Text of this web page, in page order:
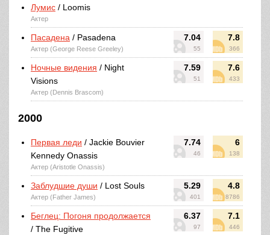
Лумис / Loomis
Актер
7.04
55
7.8
366
Пасадена / Pasadena
Актер (George Reese Greeley)
7.59
51
7.6
433
Ночные видения / Night
Visions
Актер (Dennis Brascom)
2000
7.74
46
6
138
Первая леди / Jackie Bouvier
Kennedy Onassis
Актер (Aristotle Onassis)
5.29
401
4.8
8786
Заблудшие души / Lost Souls
Актер (Father James)
6.37
97
7.1
446
Беглец: Погоня продолжается
/ The Fugitive